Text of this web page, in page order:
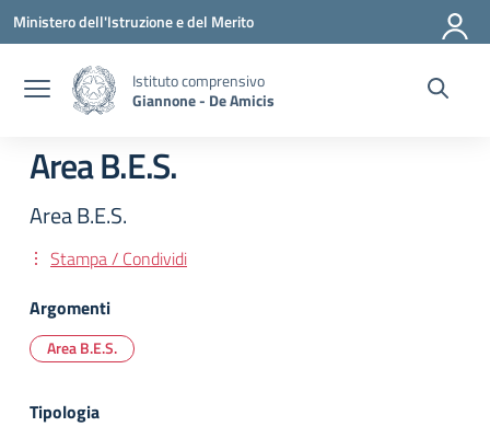
Vai ai contenuti
Vai al menu di navigazione
Vai al footer
Ministero dell'Istruzione e del Merito
Istituto comprensivo
Giannone - De Amicis
Area B.E.S.
Area B.E.S.
Stampa / Condividi
Argomenti
Area B.E.S.
Tipologia